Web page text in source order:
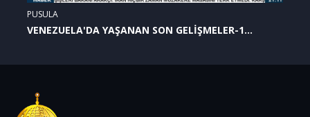
PUSULA
VENEZUELA'DA YAŞANAN SON GELİŞMELER-1